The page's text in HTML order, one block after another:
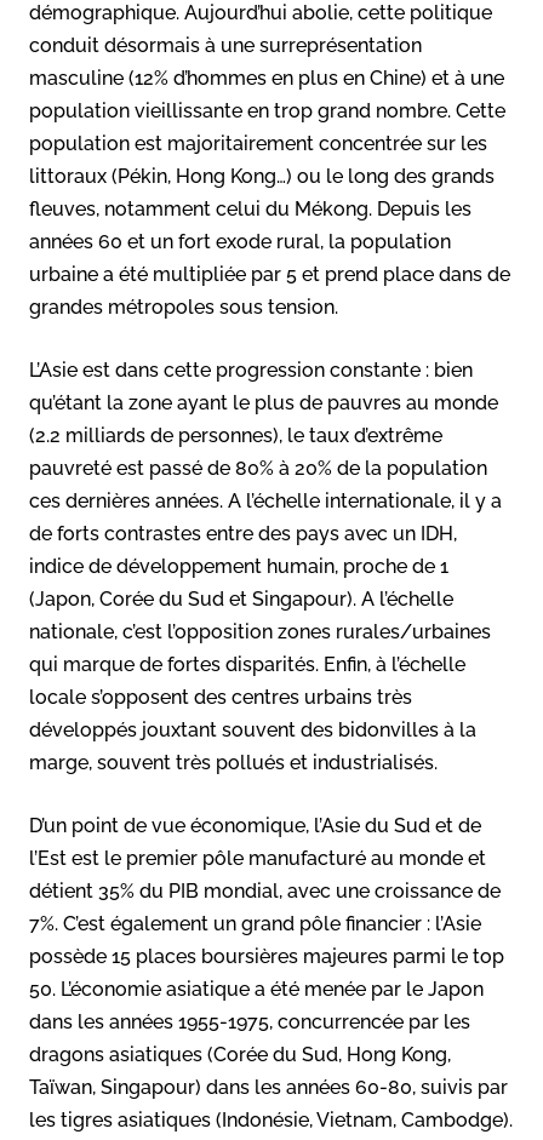
démographique. Aujourd’hui abolie, cette politique
conduit désormais à une surreprésentation
masculine (12% d’hommes en plus en Chine) et à une
population vieillissante en trop grand nombre. Cette
population est majoritairement concentrée sur les
littoraux (Pékin, Hong Kong…) ou le long des grands
fleuves, notamment celui du Mékong. Depuis les
années 60 et un fort exode rural, la population
urbaine a été multipliée par 5 et prend place dans de
grandes métropoles sous tension.
L’Asie est dans cette progression constante : bien
qu’étant la zone ayant le plus de pauvres au monde
(2.2 milliards de personnes), le taux d’extrême
pauvreté est passé de 80% à 20% de la population
ces dernières années. A l’échelle internationale, il y a
de forts contrastes entre des pays avec un IDH,
indice de développement humain, proche de 1
(Japon, Corée du Sud et Singapour). A l’échelle
nationale, c’est l’opposition zones rurales/urbaines
qui marque de fortes disparités. Enfin, à l’échelle
locale s’opposent des centres urbains très
développés jouxtant souvent des bidonvilles à la
marge, souvent très pollués et industrialisés.
D’un point de vue économique, l’Asie du Sud et de
l’Est est le premier pôle manufacturé au monde et
détient 35% du PIB mondial, avec une croissance de
7%. C’est également un grand pôle financier : l’Asie
possède 15 places boursières majeures parmi le top
50. L’économie asiatique a été menée par le Japon
dans les années 1955-1975, concurrencée par les
dragons asiatiques (Corée du Sud, Hong Kong,
Taïwan, Singapour) dans les années 60-80, suivis par
les tigres asiatiques (Indonésie, Vietnam, Cambodge).